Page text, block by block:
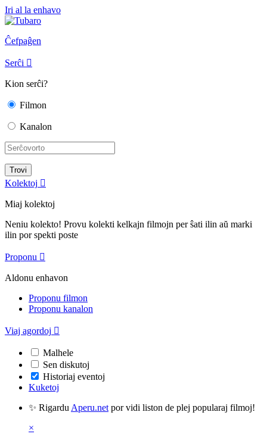
Iri al la enhavo
Ĉefpaĝen
Serĉi 
Kion serĉi?
Filmon
Kanalon
Kolektoj 
Miaj kolektoj
Neniu kolekto! Provu kolekti kelkajn filmojn per ŝati ilin aŭ marki
ilin por spekti poste
Proponu 
Aldonu enhavon
Proponu filmon
Proponu kanalon
Viaj agordoj 
Malhele
Sen diskutoj
Historiaj eventoj
Kuketoj
✨ Rigardu Aperu.net por vidi liston de plej popularaj filmoj!
×